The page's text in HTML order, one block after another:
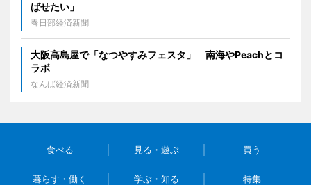
ばせたい」
春日部経済新聞
大阪高島屋で「なつやすみフェスタ」 南海やPeachとコ
ラボ
なんば経済新聞
食べる 見る・遊ぶ 買う
暮らす・働く 学ぶ・知る 特集